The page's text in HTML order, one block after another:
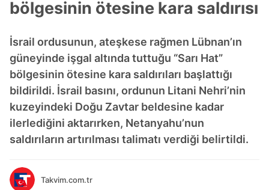
bölgesinin ötesine kara saldırısı
İsrail ordusunun, ateşkese rağmen Lübnan’ın
güneyinde işgal altında tuttuğu “Sarı Hat”
bölgesinin ötesine kara saldırıları başlattığı
bildirildi. İsrail basını, ordunun Litani Nehri’nin
kuzeyindeki Doğu Zavtar beldesine kadar
ilerlediğini aktarırken, Netanyahu’nun
saldırıların artırılması talimatı verdiği belirtildi.
Takvim.com.tr